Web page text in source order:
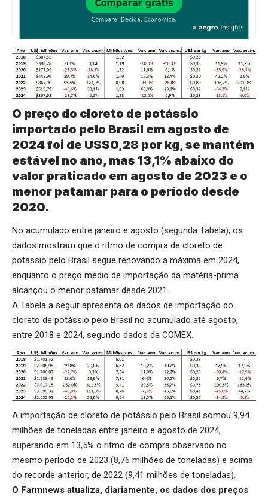
O preço do cloreto de potássio
importado pelo Brasil em agosto de
2024 foi de US$0,28 por kg, se mantém
estável no ano, mas 13,1% abaixo do
valor praticado em agosto de 2023 e o
menor patamar para o período desde
2020.
No acumulado entre janeiro e agosto (segunda Tabela), os
dados mostram que o ritmo de compra de cloreto de
potássio pelo Brasil segue renovando a máxima em 2024,
enquanto o preço médio de importação da matéria-prima
alcançou o menor patamar desde 2021.
A Tabela a seguir apresenta os dados de importação do
cloreto de potássio pelo Brasil no acumulado até agosto,
entre 2018 e 2024, segundo dados da COMEX.
A importação de cloreto de potássio pelo Brasil somou 9,94
milhões de toneladas entre janeiro e agosto de 2024,
superando em 13,5% o ritmo de compra observado no
mesmo período de 2023 (8,76 milhões de toneladas) e acima
do recorde anterior, de 2022 (9,41 milhões de toneladas).
O Farmnews atualiza, diariamente, os dados dos preços